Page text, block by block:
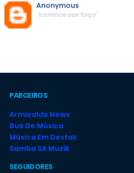
Anonymous
"icontinue assi força"
PARCEIROS
Armivaldo News
Bué De Música
Música Em Destak
Samba SA Muzik
SEGUIDORES